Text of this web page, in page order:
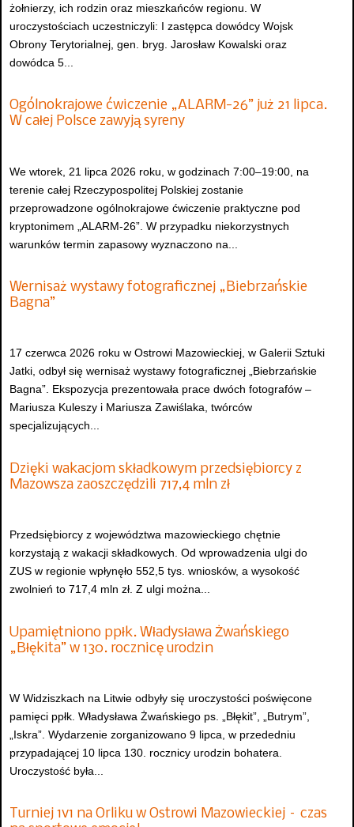
żołnierzy, ich rodzin oraz mieszkańców regionu. W
uroczystościach uczestniczyli: I zastępca dowódcy Wojsk
Obrony Terytorialnej, gen. bryg. Jarosław Kowalski oraz
dowódca 5...
Ogólnokrajowe ćwiczenie „ALARM-26” już 21 lipca.
W całej Polsce zawyją syreny
We wtorek, 21 lipca 2026 roku, w godzinach 7:00–19:00, na
terenie całej Rzeczypospolitej Polskiej zostanie
przeprowadzone ogólnokrajowe ćwiczenie praktyczne pod
kryptonimem „ALARM-26”. W przypadku niekorzystnych
warunków termin zapasowy wyznaczono na...
Wernisaż wystawy fotograficznej „Biebrzańskie
Bagna”
17 czerwca 2026 roku w Ostrowi Mazowieckiej, w Galerii Sztuki
Jatki, odbył się wernisaż wystawy fotograficznej „Biebrzańskie
Bagna”. Ekspozycja prezentowała prace dwóch fotografów –
Mariusza Kuleszy i Mariusza Zawiślaka, twórców
specjalizujących...
Dzięki wakacjom składkowym przedsiębiorcy z
Mazowsza zaoszczędzili 717,4 mln zł
Przedsiębiorcy z województwa mazowieckiego chętnie
korzystają z wakacji składkowych. Od wprowadzenia ulgi do
ZUS w regionie wpłynęło 552,5 tys. wniosków, a wysokość
zwolnień to 717,4 mln zł. Z ulgi można...
Upamiętniono ppłk. Władysława Żwańskiego
„Błękita” w 130. rocznicę urodzin
W Widziszkach na Litwie odbyły się uroczystości poświęcone
pamięci ppłk. Władysława Żwańskiego ps. „Błękit”, „Butrym”,
„Iskra”. Wydarzenie zorganizowano 9 lipca, w przededniu
przypadającej 10 lipca 130. rocznicy urodzin bohatera.
Uroczystość była...
Turniej 1v1 na Orliku w Ostrowi Mazowieckiej – czas